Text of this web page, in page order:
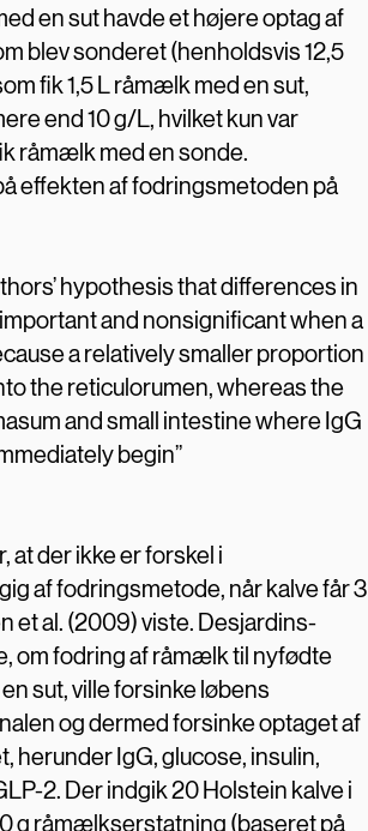
en sut havde et højere optag af
blev sonderet (henholdsvis 12,5
fik 1,5 L råmælk med en sut,
end 10 g/L, hvilket kun var
råmælk med en sonde.
effekten af fodringsmetoden på
hypothesis that differences in
and nonsignificant when a
a relatively smaller proportion
the reticulorumen, whereas the
and small intestine where IgG
begin”
der ikke er forskel i
af fodringsmetode, når kalve får 3
et al. (2009) viste. Desjardins-
om fodring af råmælk til nyfødte
sut, ville forsinke løbens
og dermed forsinke optaget af
IgG, glucose, insulin,
2. Der indgik 20 Holstein kalve i
g råmælkserstatning (baseret på